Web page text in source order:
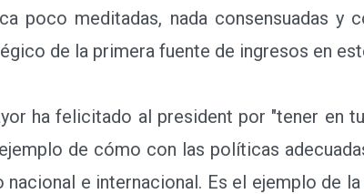
poco meditadas, nada consensuadas y
de la primera fuente de ingresos en
ha felicitado al president por "tener en
de cómo con las políticas
nacional e internacional. Es el ejemplo de